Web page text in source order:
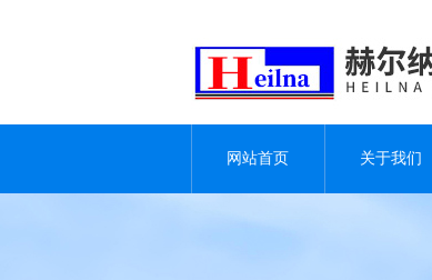
网站首页 关于我们